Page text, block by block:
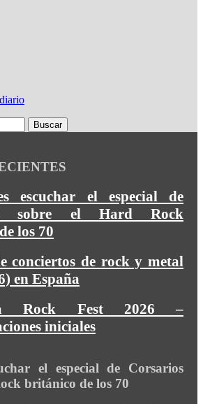
escuchar el especial de
sobre el Hard Rock
los 70
conciertos de rock y metal
en España
Rock Fest 2026 –
iniciales
el especial de Corsarios
británico de los 70